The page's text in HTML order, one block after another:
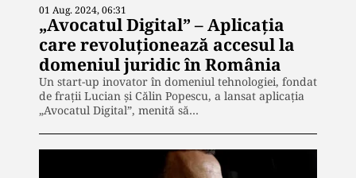
01 Aug. 2024, 06:31
„Avocatul Digital” – Aplicația
care revoluționează accesul la
domeniul juridic în România
Un start-up inovator în domeniul tehnologiei, fondat
de frații Lucian și Călin Popescu, a lansat aplicația
„Avocatul Digital”, menită să…